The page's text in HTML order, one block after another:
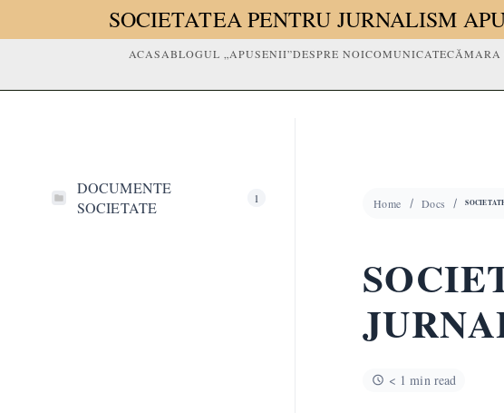
SOCIETATEA PENTRU JURNALISM
ACASABLOGUL „APUSENII”DESPRE NOICOMUNICATECĂMARA
DOCUMENTE
SOCIETATE
1 Home Docs
< 1 min read